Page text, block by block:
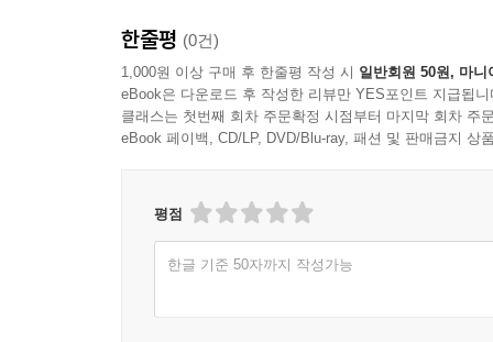
한줄평 (0건)
1,000원 이상 구매 후 한줄평 작성 시 일반회원 50원, 마니
eBook은 다운로드 후 작성한 리뷰만 YES포인트 지급됩니
클래스는 첫번째 회차 주문확정 시점부터 마지막 회차 주
eBook 페이백, CD/LP, DVD/Blu-ray, 패션 및 판매금지 상
평점
한글 기준 50자까지 작성가능